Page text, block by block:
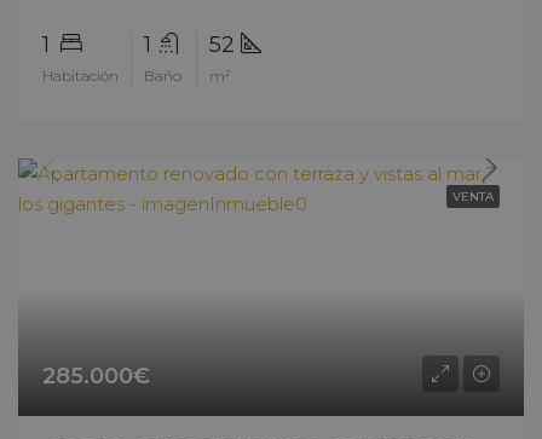
1
Habitación
1
Baño
52
m²
VENTA
285.000€